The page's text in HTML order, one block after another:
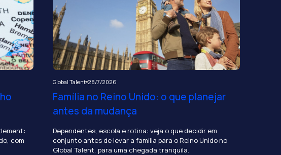
com
Global Talent 28/7/2026
Família no Reino Unido: o que planejar
antes da mudança
Dependentes, escola e rotina: veja o que decidir em
conjunto antes de levar a família para o Reino Unido no
Global Talent, para uma chegada tranquila.